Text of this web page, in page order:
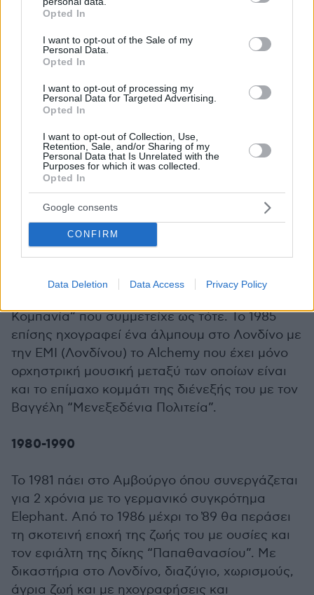
grant or deny consent to Google and its third-party tags to
use your data for below specified purposes in below Google
consent section.
Opted In
I want to opt-out of the Sale of my
Personal Data.
Opted In
I want to opt-out of processing my
Personal Data for Targeted Advertising.
Opted In
I want to opt-out of Collection, Use,
Retention, Sale, and/or Sharing of my
Personal Data that Is Unrelated with the
Purposes for which it was collected.
Opted In
Google consents
CONFIRM
Data Deletion Data Access Privacy Policy
Afrodites Child, με συνεργάτες τον Π.
Παπαχρήστου κ.α. Επίσης στον δίσκο
“Οικογένεια Ζαρντή” και το “Προσεχώς” όπου
ταινία “Οι απέναντι” του Γ. Πανουσόπουλου.
Πάντα συνεχίζει να συνεργάζεται με τον φίλο
του και παντοτινό του κιθαρίστα Δήμη
Παπαχρήστου (1953-2007). Εκείνη την εποχή
κλείνει το συμβόλαιό του με την Polydor. Το
1985 συνεργάζεται με την εταιρεία Lyra.
Δουλεύει με τον Γ. Ζήκα και την Ελ. Αρβανιτάκη
στον δίσκο “Με τα φεγγάρια χάνομαι” όπου
ενορχηστρώνει και τραγουδάει τα 10 τραγούδια
του δίσκου, τα άλλα δύο τα τραγούδησε η Ελ.
Αρβανιτάκη κάνοντας το ντεμπούτο της σαν
Κομπανία” που συμμετείχε ως τότε. Το 1985
επίσης ηχογραφεί ένα άλμπουμ στο Λονδίνο με
την ΕΜΙ (Λονδίνου) το Alchemy που έχει μόνο
ορχηστρική μουσική μεταξύ των οποίων είναι
και το επίμαχο κομμάτι της διένεξής του με τον
Βαγγέλη “Μενεξεδένια Πολιτεία”.
1980-1990
Το 1981 πάει στο Αμβούργο όπου συνεργάζεται
για 2 χρόνια με το γερμανικό συγκρότημα
Elephant. Από το 1986 μέχρι το ̓89 θα περάσει
τη σκοτεινή εποχή της ζωής του με ουσίες και
τον εφιάλτη της δίκης “Παπαθανασίου”. Με
δικαστήρια στο Λονδίνο, διαζύγιο, χωρισμούς,
άγρια ζωή και με ηχογραφήσεις και